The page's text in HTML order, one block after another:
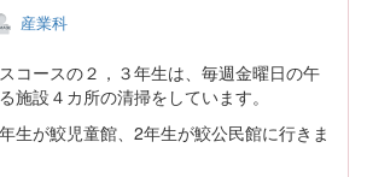
産業科
コースの２，３年生は、毎週金曜日の午
施設４カ所の清掃をしています。
生が鮫児童館、2年生が鮫公民館に行きま